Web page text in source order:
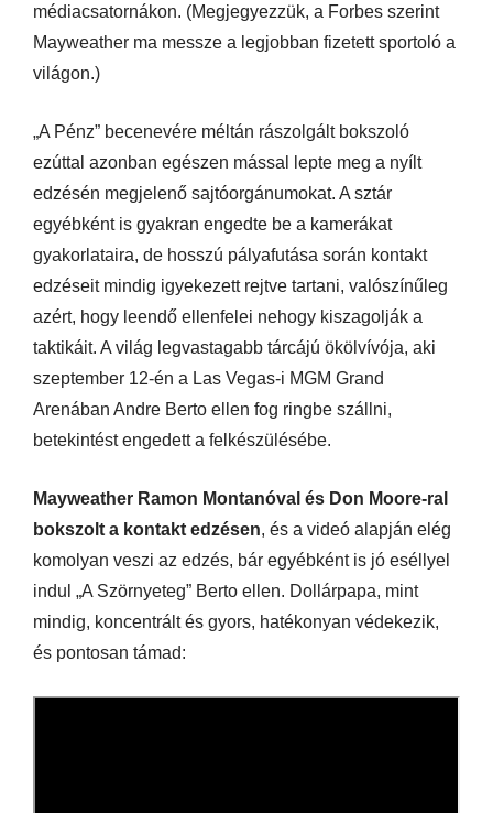
médiacsatornákon. (Megjegyezzük, a Forbes szerint
Mayweather ma messze a legjobban fizetett sportoló a
világon.)
„A Pénz” becenevére méltán rászolgált bokszoló
ezúttal azonban egészen mással lepte meg a nyílt
edzésén megjelenő sajtóorgánumokat. A sztár
egyébként is gyakran engedte be a kamerákat
gyakorlataira, de hosszú pályafutása során kontakt
edzéseit mindig igyekezett rejtve tartani, valószínűleg
azért, hogy leendő ellenfelei nehogy kiszagolják a
taktikáit. A világ legvastagabb tárcájú ökölvívója, aki
szeptember 12-én a Las Vegas-i MGM Grand
Arenában Andre Berto ellen fog ringbe szállni,
betekintést engedett a felkészülésébe.
Mayweather Ramon Montanóval és Don Moore-ral
bokszolt a kontakt edzésen, és a videó alapján elég
komolyan veszi az edzés, bár egyébként is jó eséllyel
indul „A Szörnyeteg” Berto ellen. Dollárpapa, mint
mindig, koncentrált és gyors, hatékonyan védekezik,
és pontosan támad: